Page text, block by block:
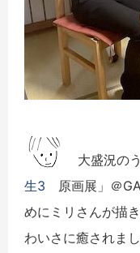
大盛況の
生3 原画展」＠
めにミリさんが描
わいさに癒されま